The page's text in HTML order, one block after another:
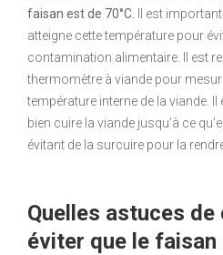
faisan est de 70°C.
Il est
atteigne cette température pour
contamination alimentaire. Il est
thermomètre à viande pour
température interne de la viande.
bien cuire la viande jusqu’à ce
évitant de la surcuire pour la
Quelles astuces
éviter que le faisan